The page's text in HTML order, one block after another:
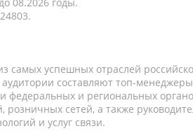
самых успешных отраслей
составляют топ-
федеральных и региональных
сетей, а также
и услуг связи.